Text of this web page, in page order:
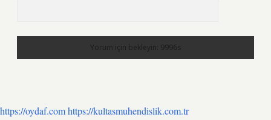
https://oydaf.comhttps://kultasmuhendislik.com.tr